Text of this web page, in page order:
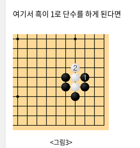
여기서 흑이 1로 단수를 하게 된다면
<그림3>